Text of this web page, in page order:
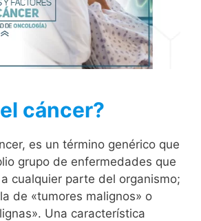
cáncer?
es un término genérico que
grupo de enfermedades que
cualquier parte del organismo;
de «tumores malignos» o
Una característica